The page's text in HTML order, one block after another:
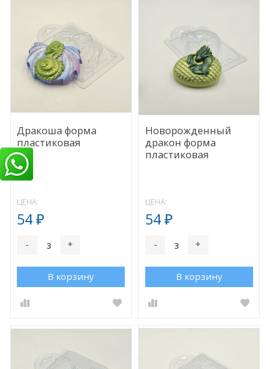
Дракоша форма
пластиковая
ЦЕНА:
54₽
- +
В корзину
Новорожденный
дракон форма
пластиковая
ЦЕНА:
54 ₽
- +
В корзину